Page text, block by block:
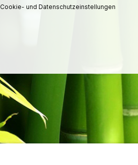
Cookie- und Datenschutzeinstellungen